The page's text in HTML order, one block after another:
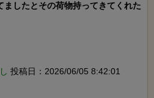
ましたとその荷物持ってきてくれた
投稿日：2026/06/05 8:42:01